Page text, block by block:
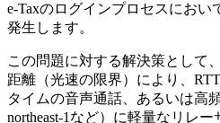
e-Taxのログインプロセスにおい
発生します。
この問題に対する解決策として
距離（光速の限界）により、
タイムの音声通話、あるいは高
northeast-1など）に軽量なリレ